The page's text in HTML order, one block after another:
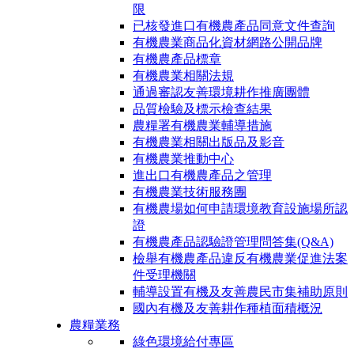
限
已核發進口有機農產品同意文件查詢
有機農業商品化資材網路公開品牌
有機農產品標章
有機農業相關法規
通過審認友善環境耕作推廣團體
品質檢驗及標示檢查結果
農糧署有機農業輔導措施
有機農業相關出版品及影音
有機農業推動中心
進出口有機農產品之管理
有機農業技術服務團
有機農場如何申請環境教育設施場所認
證
有機農產品認驗證管理問答集(Q&A)
檢舉有機農產品違反有機農業促進法案
件受理機關
輔導設置有機及友善農民市集補助原則
國內有機及友善耕作種植面積概況
農糧業務
綠色環境給付專區